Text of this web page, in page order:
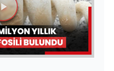
Videoyu
Oynat